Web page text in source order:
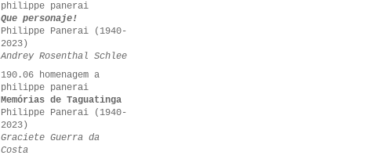
philippe panerai
Que personaje!
Philippe Panerai (1940-
2023)
Andrey Rosenthal Schlee
190.06 homenagem a
philippe panerai
Memórias de Taguatinga
Philippe Panerai (1940-
2023)
Graciete Guerra da
Costa